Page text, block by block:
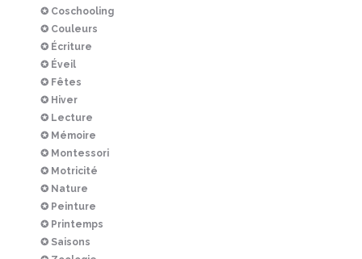
✪ Coschooling
✪ Couleurs
✪ Écriture
✪ Éveil
✪ Fêtes
✪ Hiver
✪ Lecture
✪ Mémoire
✪ Montessori
✪ Motricité
✪ Nature
✪ Peinture
✪ Printemps
✪ Saisons